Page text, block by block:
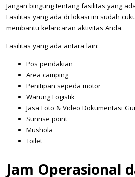
Jangan bingung tentang fasilitas yang
Fasilitas yang ada di lokasi ini sudah
membantu kelancaran aktivitas Anda.
Fasilitas yang ada antara lain:
Pos pendakian
Area camping
Penitipan sepeda motor
Warung Logistik
Jasa Foto & Video Dokumentasi
Sunrise point
Mushola
Toilet
Jam Operasional